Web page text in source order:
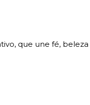
que une fé,